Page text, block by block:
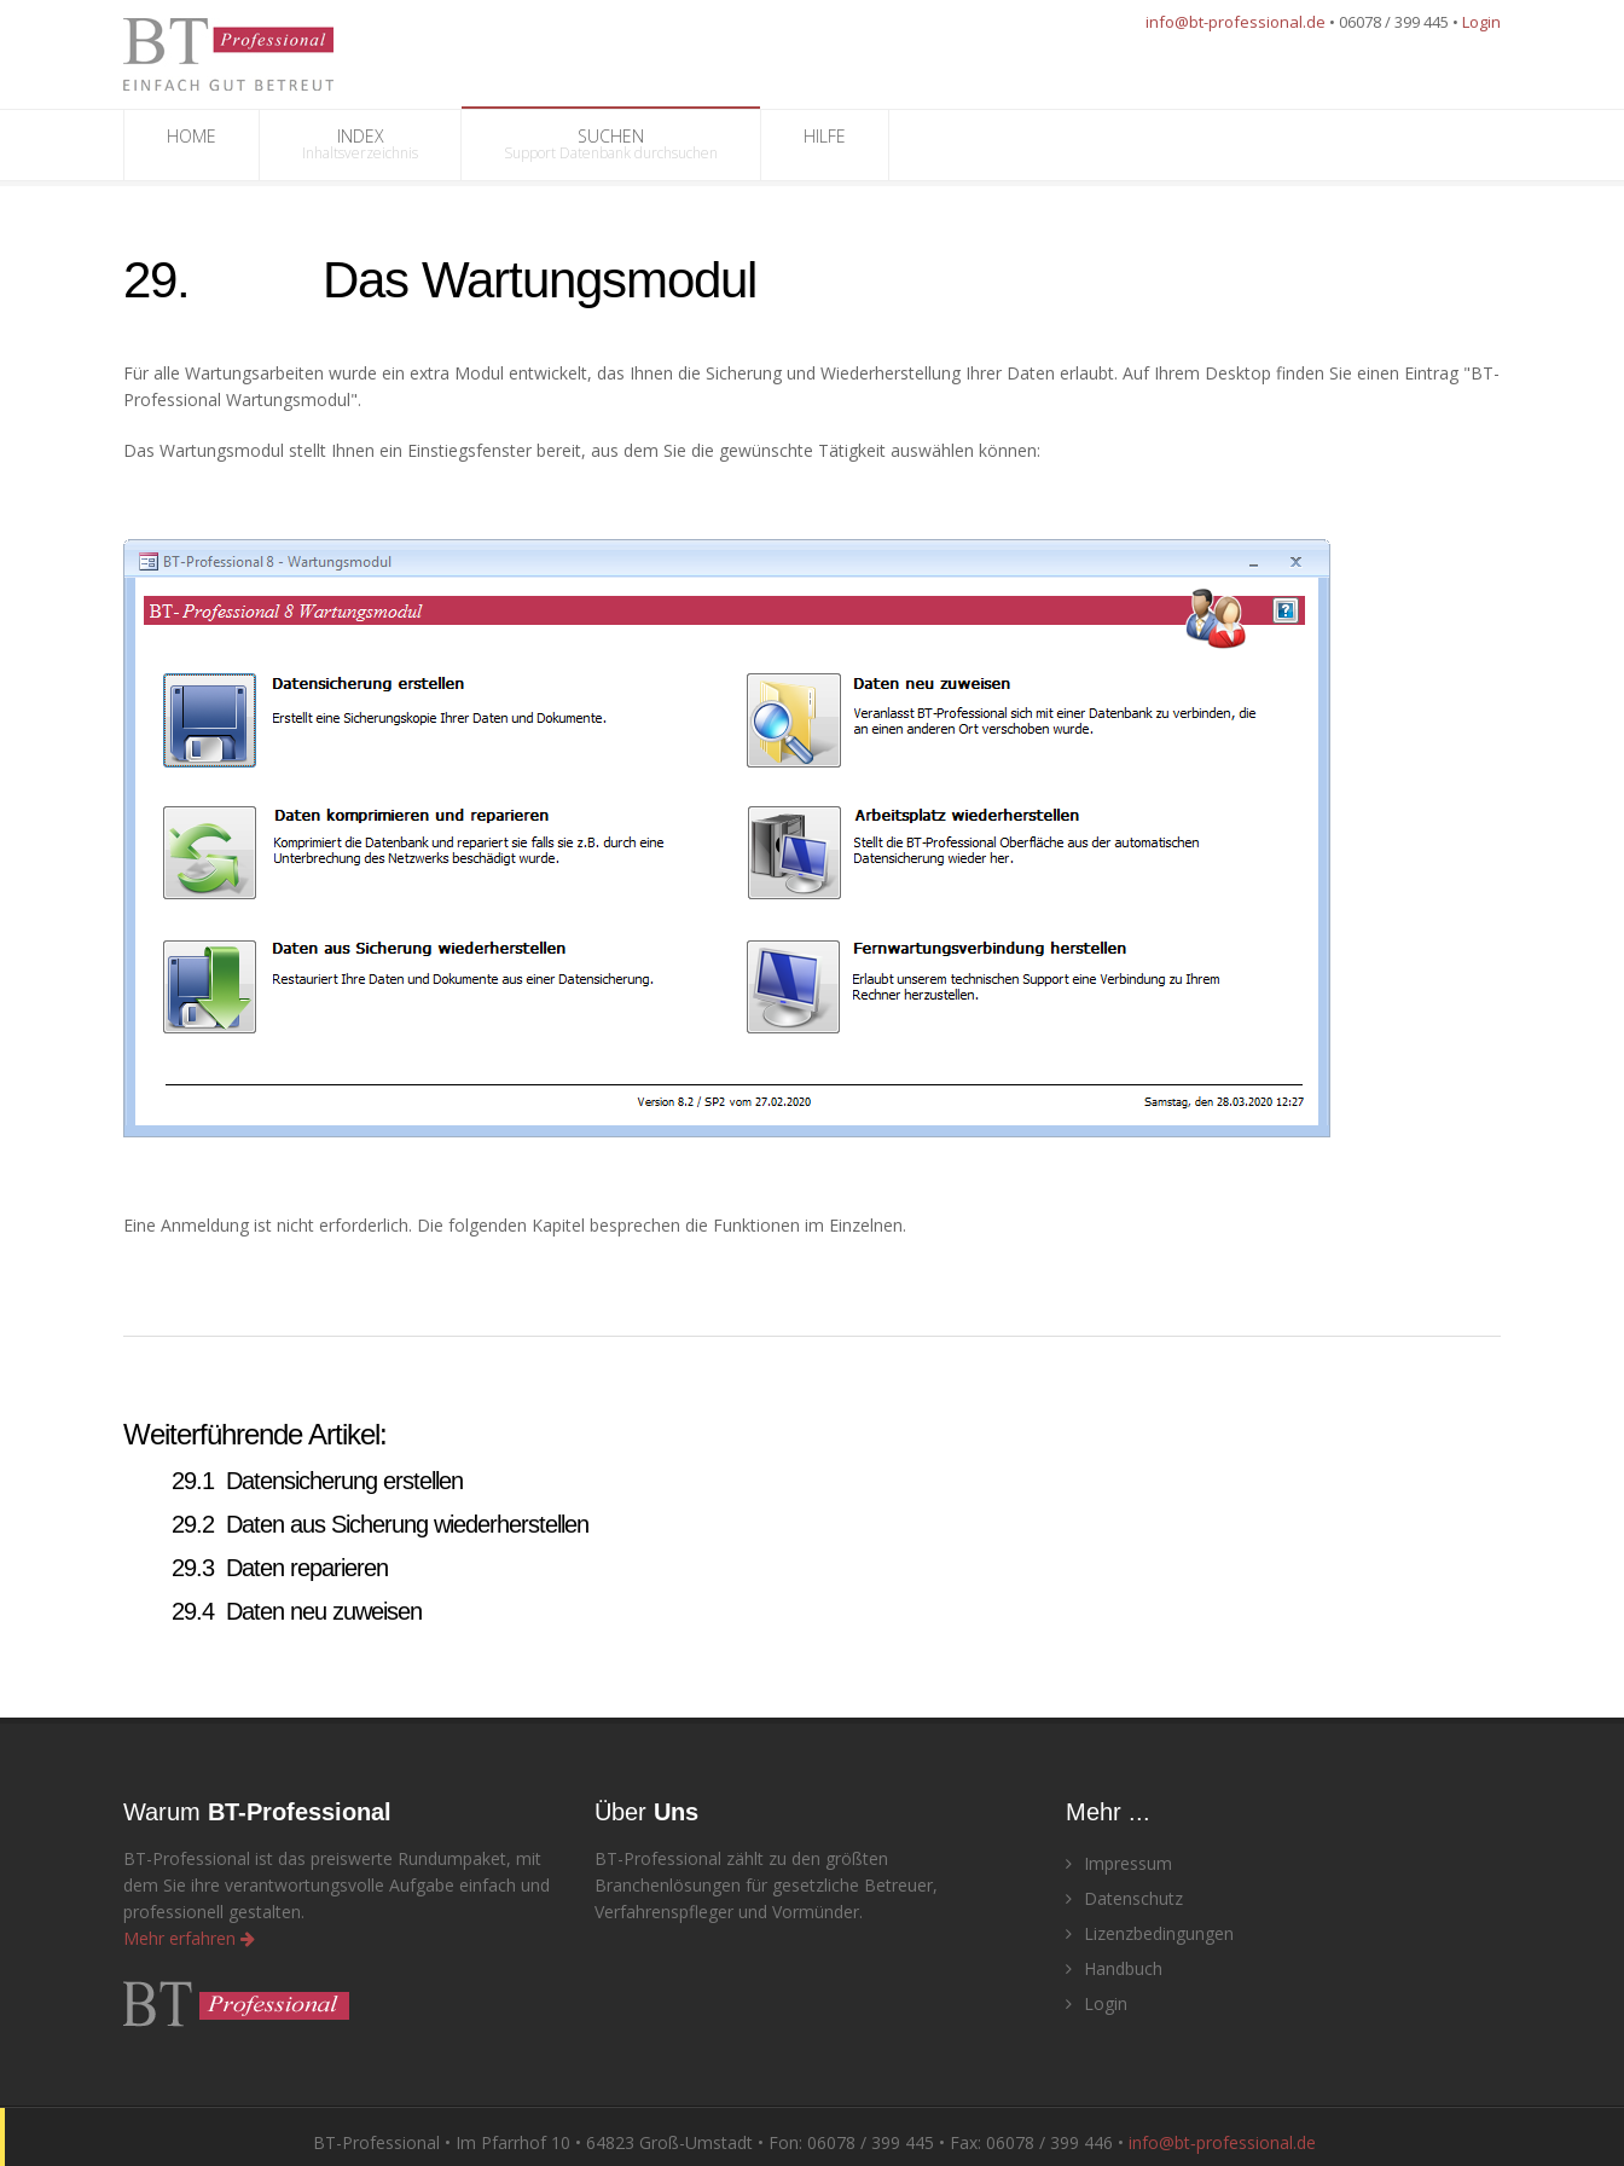
info@bt-professional.de • 06078 / 399 445 • Login
HOME INDEX
Inhaltsverzeichnis
SUCHEN
Support Datenbank durchsuchen
HILFE
29. Das Wartungsmodul
Für alle Wartungsarbeiten wurde ein extra Modul entwickelt, das Ihnen die Sicherung und Wiederherstellung Ihrer Daten erlaubt. Auf Ihrem Desktop finden Sie einen Eintrag "BT-
Professional Wartungsmodul".
Das Wartungsmodul stellt Ihnen ein Einstiegsfenster bereit, aus dem Sie die gewünschte Tätigkeit auswählen können:
Eine Anmeldung ist nicht erforderlich. Die folgenden Kapitel besprechen die Funktionen im Einzelnen.
Weiterführende Artikel:
29.1 Datensicherung erstellen
29.2 Daten aus Sicherung wiederherstellen
29.3 Daten reparieren
29.4 Daten neu zuweisen
Warum BT-Professional
BT-Professional ist das preiswerte Rundumpaket, mit
dem Sie ihre verantwortungsvolle Aufgabe einfach und
professionell gestalten.
Mehr erfahren
Über Uns
BT-Professional zählt zu den größten
Branchenlösungen für gesetzliche Betreuer,
Verfahrenspfleger und Vormünder.
Mehr ...
Impressum
Datenschutz
Lizenzbedingungen
Handbuch
Login
BT-Professional • Im Pfarrhof 10 • 64823 Groß-Umstadt • Fon: 06078 / 399 445 • Fax: 06078 / 399 446 • info@bt‑professional.de